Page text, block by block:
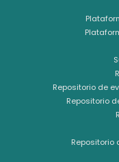
Repositorio de
Repositorio